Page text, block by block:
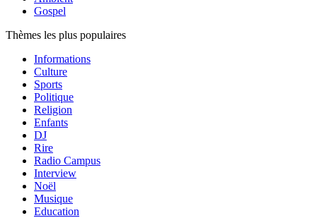
Gospel
Thèmes les plus populaires
Informations
Culture
Sports
Politique
Religion
Enfants
DJ
Rire
Radio Campus
Interview
Noël
Musique
Education